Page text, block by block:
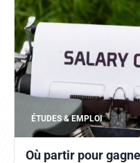
ÉTUDES & EMPLOI
Où partir pour